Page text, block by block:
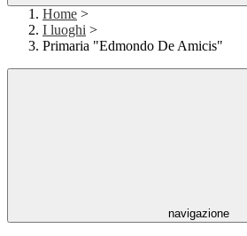
Home >
I luoghi >
Primaria "Edmondo De Amicis"
navigazione